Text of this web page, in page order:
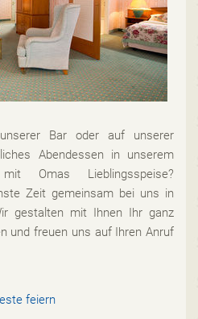
Bar oder auf unserer
Abendessen in unserem
Omas Lieblingsspeise?
Zeit gemeinsam bei uns in
gestalten mit Ihnen Ihr ganz
und freuen uns auf Ihren Anruf
feiern